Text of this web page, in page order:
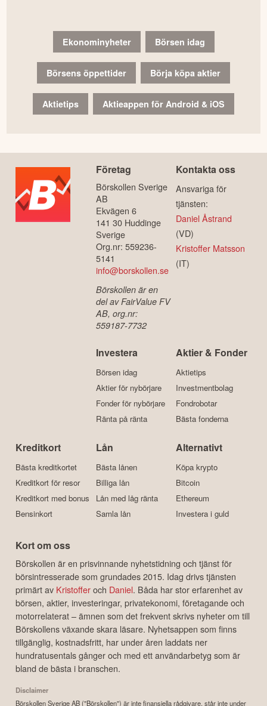
Ekonominyheter Börsen idag
Börsens öppettider Börja köpa aktier
Aktietips Aktieappen för Android & iOS
Företag
Börskollen Sverige
AB
Ekvägen 6
141 30 Huddinge
Sverige
Org.nr: 559236-
5141
info@borskollen.se
Börskollen är en
del av FairValue FV
AB, org.nr:
559187-7732
Kontakta oss
Ansvariga för
tjänsten:
Daniel Åstrand
(VD)
Kristoffer Matsson
(IT)
Investera
Börsen idag
Aktier för nybörjare
Fonder för nybörjare
Ränta på ränta
Aktier & Fonder
Aktietips
Investmentbolag
Fondrobotar
Bästa fonderna
Kreditkort
Bästa kreditkortet
Kreditkort för resor
Kreditkort med bonus
Bensinkort
Lån
Bästa lånen
Billiga lån
Lån med låg ränta
Samla lån
Alternativt
Köpa krypto
Bitcoin
Ethereum
Investera i guld
Kort om oss
Börskollen är en prisvinnande nyhetstidning och tjänst för
börsintresserade som grundades 2015. Idag drivs tjänsten
primärt av Kristofferoch Daniel. Båda har stor erfarenhet av
börsen, aktier, investeringar, privatekonomi, företagande och
motorrelaterat – ämnen som det frekvent skrivs nyheter om till
Börskollens växande skara läsare. Nyhetsappen som finns
tillgänglig, kostnadsfritt, har under åren laddats ner
hundratusentals gånger och med ett användarbetyg som är
bland de bästa i branschen.
Disclaimer
Börskollen Sverige AB ("Börskollen") är inte finansiella rådgivare, står inte under